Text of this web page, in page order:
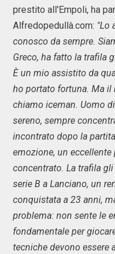
prestito all'Empoli, ha
Alfredopedullà.com: "Lo
conosco da sempre.
Greco, ha fatto la trafila
È un mio assistito da
ho portato fortuna. Ma il
chiamo iceman. Uomo
sereno, sempre
incontrato dopo la
emozione, un
concentrato. La trafila
serie B a Lanciano, un
conquistata a 23 anni,
problema: non sente le
fondamentale per
tecniche devono essere